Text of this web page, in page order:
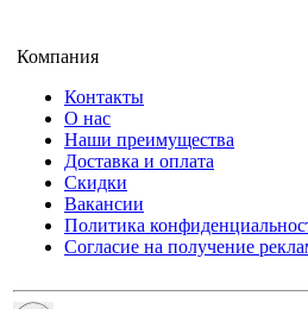
Компания
Контакты
О нас
Наши преимущества
Доставка и оплата
Скидки
Вакансии
Политика
Согласие на получение